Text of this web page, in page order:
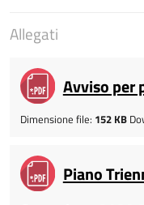
Allegati
Avviso per
Dimensione file: 152 KB
Piano